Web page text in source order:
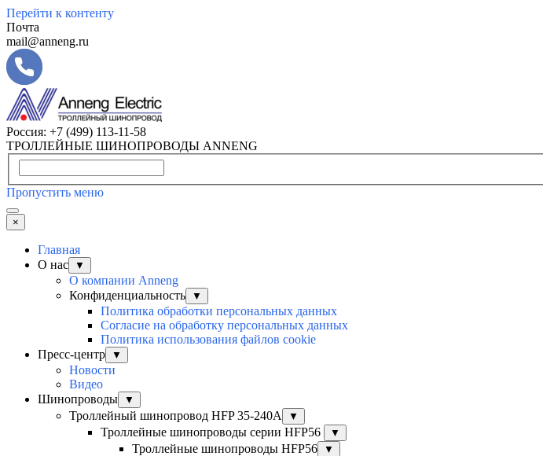
Перейти к контенту
Почта
mail@anneng.ru
Россия: +7 (499) 113-11-58
ТРОЛЛЕЙНЫЕ ШИНОПРОВОДЫ ANNENG
Пропустить меню
×
Главная
О нас
▼
О компании Anneng
Конфиденциальность
▼
Политика обработки персональных данных
Согласие на обработку персональных данных
Политика использования файлов cookie
Пресс-центр
▼
Новости
Видео
Шинопроводы
▼
Троллейный шинопровод HFP 35-240А ▼
Троллейные шинопроводы серии HFP56 ▼
Троллейные шинопроводы HFP56 ▼